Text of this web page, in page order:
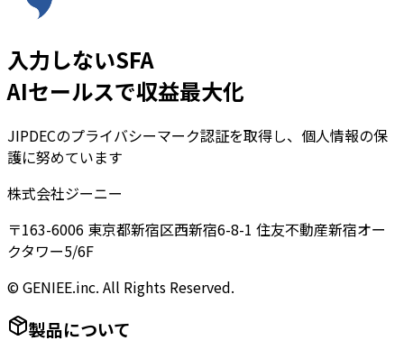
入力しないSFA
AIセールスで収益最大化
JIPDECのプライバシーマーク認証を取得し、個人情報の保
護に努めています
株式会社ジーニー
〒163-6006 東京都新宿区西新宿6-8-1 住友不動産新宿オー
クタワー5/6F
© GENIEE.inc. All Rights Reserved.
製品について